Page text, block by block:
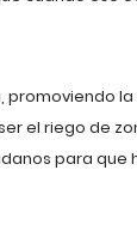
promoviendo la
el riego de
para que